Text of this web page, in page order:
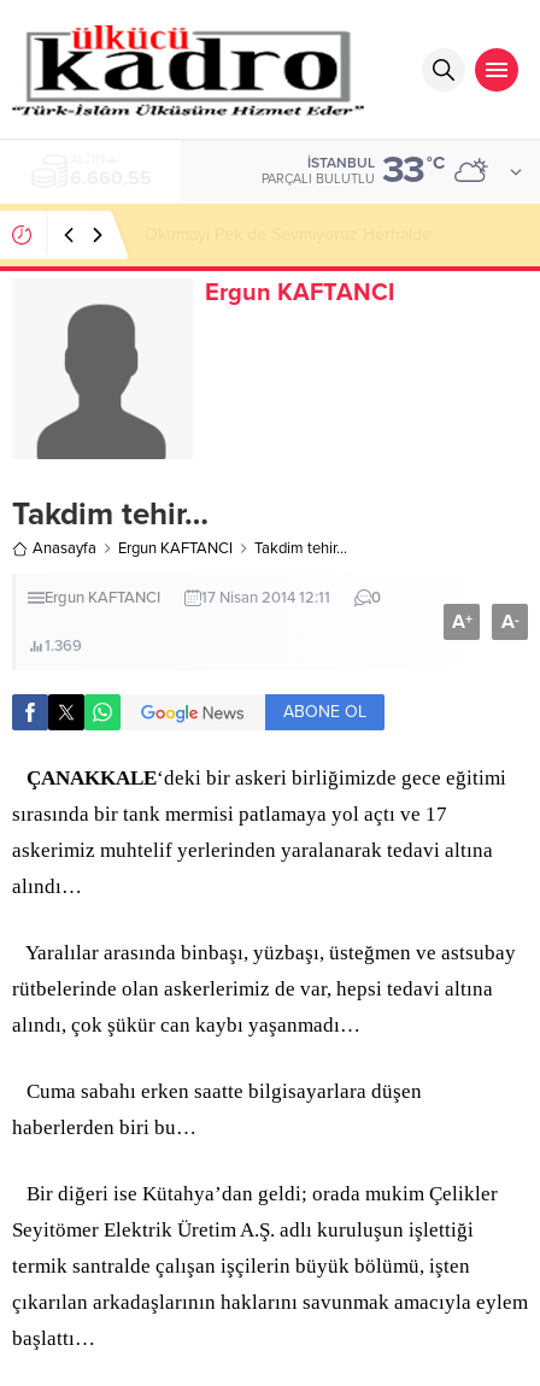
İSTANBUL
PARÇALI BULUTLU 33°C
Ergun KAFTANCI
Takdim tehir…
Anasayfa Ergun KAFTANCI Takdim tehir…
Ergun KAFTANCI 17 Nisan 2014 12:11 0
1.369
A+ A-
ABONE OL
ÇANAKKALE‘deki bir askeri birliğimizde gece eğitimi
sırasında bir tank mermisi patlamaya yol açtı ve 17
askerimiz muhtelif yerlerinden yaralanarak tedavi altına
alındı…
Yaralılar arasında binbaşı, yüzbaşı, üsteğmen ve astsubay
rütbelerinde olan askerlerimiz de var, hepsi tedavi altına
alındı, çok şükür can kaybı yaşanmadı…
Cuma sabahı erken saatte bilgisayarlara düşen
haberlerden biri bu…
Bir diğeri ise Kütahya’dan geldi; orada mukim Çelikler
Seyitömer Elektrik Üretim A.Ş. adlı kuruluşun işlettiği
termik santralde çalışan işçilerin büyük bölümü, işten
çıkarılan arkadaşlarının haklarını savunmak amacıyla eylem
başlattı…